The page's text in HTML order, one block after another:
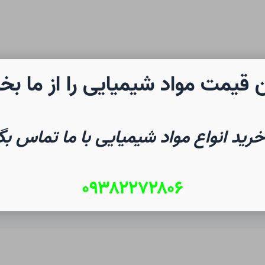
شیمی صفحه نخست
قیمت مواد شیمیایی را از ما
انواع مواد شیمیایی با ما تماس
۰۹۳۸۲۲۷۲۸۰۶